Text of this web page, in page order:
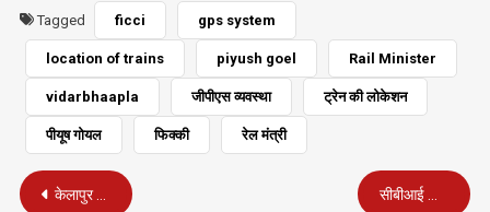
Tagged ficci gps system
location of trains piyush goel Rail Minister
vidarbhaapla जीपीएस व्यवस्था ट्रेन की लोकेशन
पीयूष गोयल फिक्की रेल मंत्री
Post
केलापुर के एक ही परिवार में डेंगू से तीसरी मौत सीबीआई कोर्ट में सरेंडर करने के बाद जेल भेजे गए लालू